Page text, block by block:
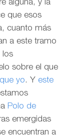
alguna, y la
que esos
cuanto más
a este tramo
los
sobre el que
yo. Y este
Polo de
emergidas
encuentran a